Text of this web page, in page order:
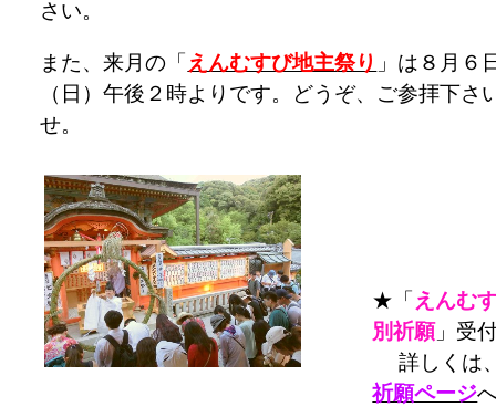
さい。
また、来月の「 えんむすび地主祭り 」は８月６
（日）午後２時よりです。どうぞ、ご参拝下さ
せ。
★「 えんむ
別祈願」受
詳しくは
祈願ページ